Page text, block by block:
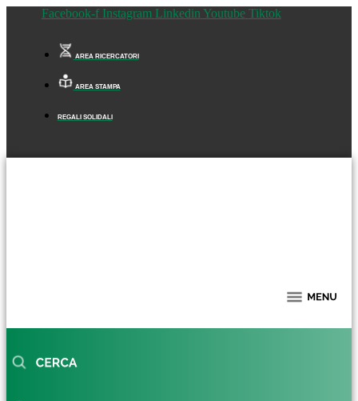
Facebook-f Instagram Linkedin Youtube Tiktok
AREA RICERCATORI
AREA STAMPA
REGALI SOLIDALI